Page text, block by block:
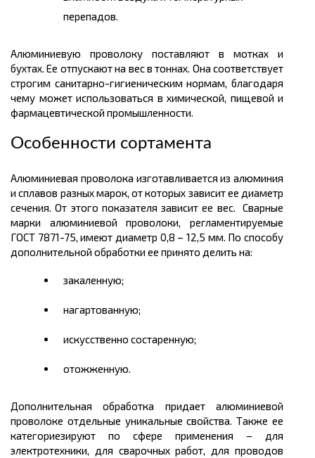
перепадов.
Алюминиевую проволоку поставляют в мотках и
бухтах. Ее отпускают на вес в тоннах. Она соответствует
строгим санитарно-гигиеническим нормам, благодаря
чему может использоваться в химической, пищевой и
фармацевтической промышленности.
Особенности сортамента
Алюминиевая проволока изготавливается из алюминия
и сплавов разных марок, от которых зависит ее диаметр
сечения. От этого показателя зависит ее вес. Сварные
марки алюминиевой проволоки, регламентируемые
ГОСТ 7871-75, имеют диаметр 0,8 – 12,5 мм. По способу
дополнительной обработки ее принято делить на:
закаленную;
нагартованную;
искусственно состаренную;
отожженную.
Дополнительная обработка придает алюминиевой
проволоке отдельные уникальные свойства. Также ее
категориезируют по сфере применения – для
электротехники, для сварочных работ, для проводов